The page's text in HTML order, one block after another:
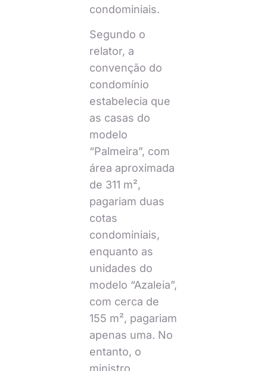
condominiais.
Segundo o
relator, a
convenção do
condomínio
estabelecia que
as casas do
modelo
“Palmeira”, com
área aproximada
de 311 m²,
pagariam duas
cotas
condominiais,
enquanto as
unidades do
modelo “Azaleia”,
com cerca de
155 m², pagariam
apenas uma. No
entanto, o
ministro